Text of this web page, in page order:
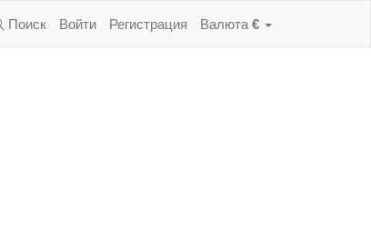
Поиск Войти Регистрация Валюта €